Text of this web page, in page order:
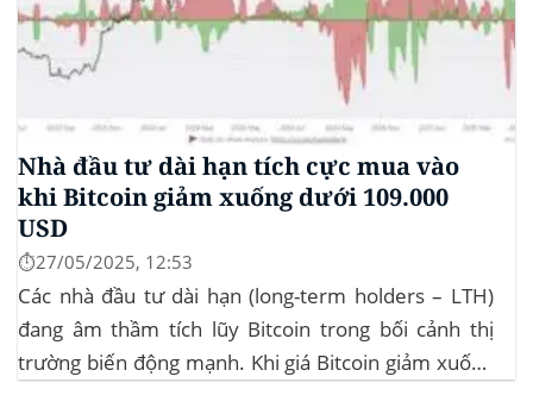
Nhà đầu tư dài hạn tích cực mua vào
khi Bitcoin giảm xuống dưới 109.000
USD
⏱️27/05/2025, 12:53
Các nhà đầu tư dài hạn (long-term holders – LTH)
đang âm thầm tích lũy Bitcoin trong bối cảnh thị
trường biến động mạnh. Khi giá Bitcoin giảm xuống